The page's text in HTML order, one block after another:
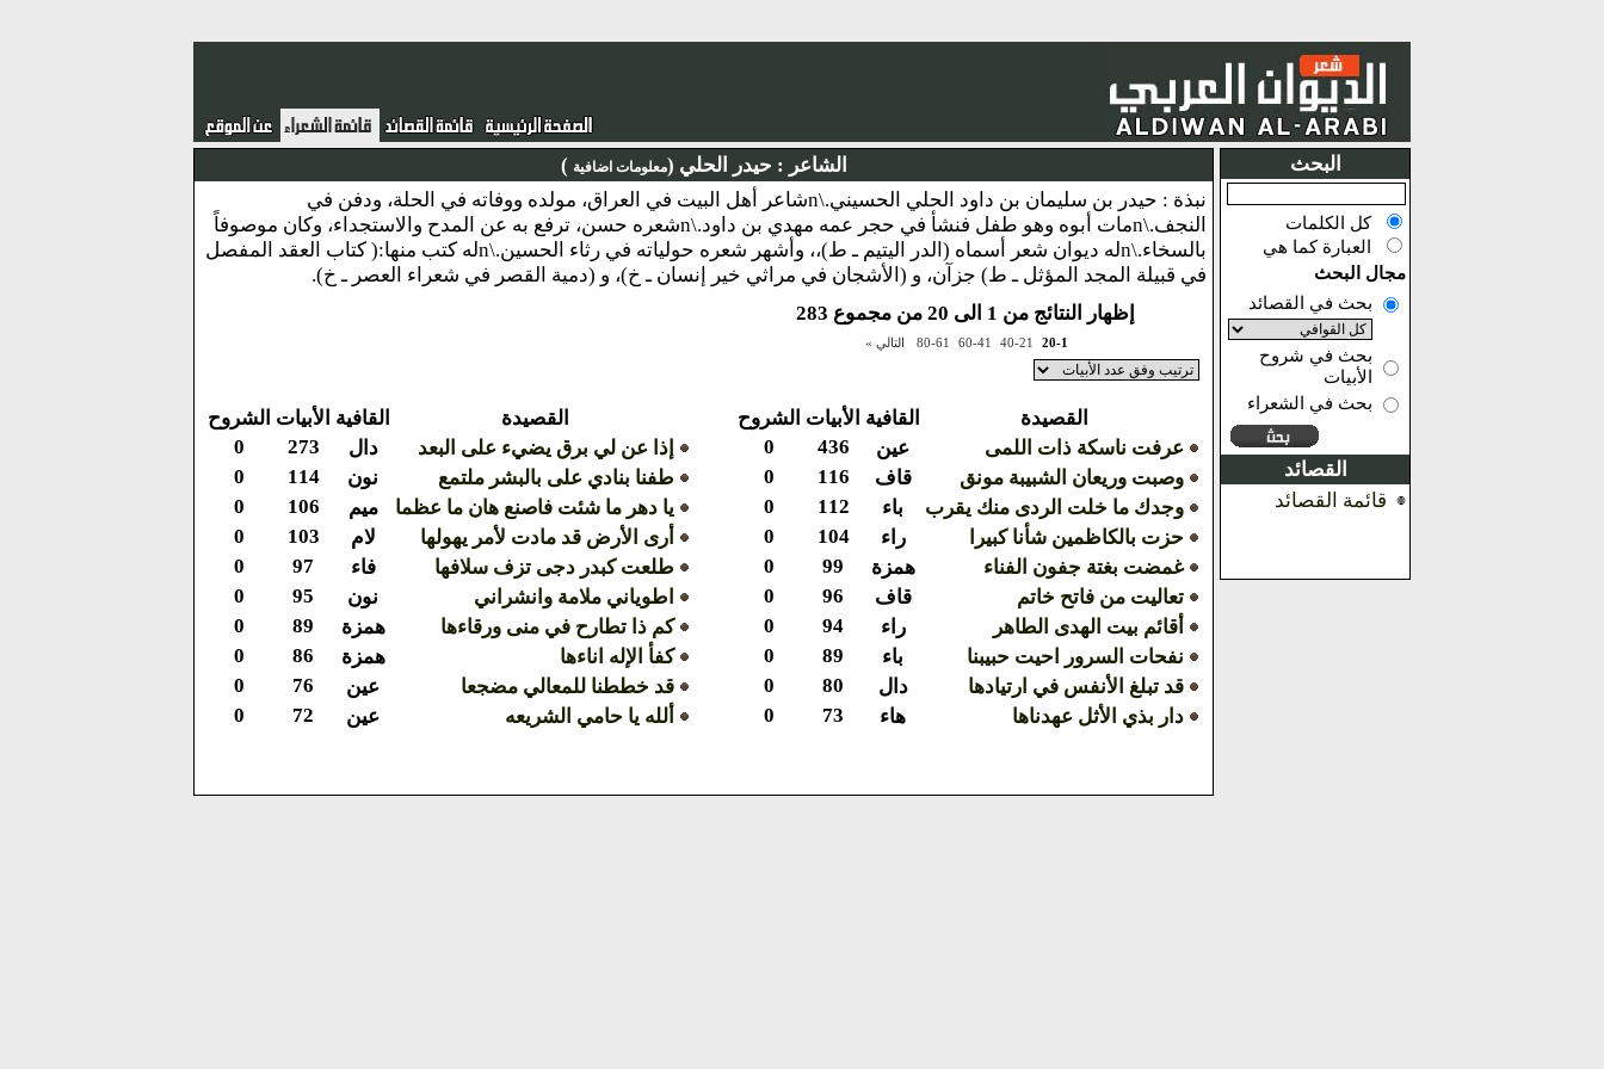
البحث
كل الكلمات
العبارة كما هي
مجال البحث
بحث في القصائد
بحث في شروح
الأبيات
بحث في الشعراء
القصائد
قائمة القصائد
الشاعر : حيدر الحلي (معلومات اضافية )
نبذة : حيدر بن سليمان بن داود الحلي الحسيني.\nشاعر أهل البيت في العراق، مولده ووفاته في الحلة، ودفن في
النجف.\nمات أبوه وهو طفل فنشأ في حجر عمه مهدي بن داود.\nشعره حسن، ترفع به عن المدح والاستجداء، وكان موصوفاً
بالسخاء.\nله ديوان شعر أسماه (الدر اليتيم ـ ط)،، وأشهر شعره حولياته في رثاء الحسين.\nله كتب منها:( كتاب العقد المفصل
في قبيلة المجد المؤثل ـ ط) جزآن، و (الأشجان في مراثي خير إنسان ـ خ)، و (دمية القصر في شعراء العصر ـ خ).
إظهار النتائج من 1 الى 20 من مجموع 283
20-1
40-21
60-41
80-61 التالي »
القصيدة القافية الأبيات الشروح القصيدة القافية الأبيات الشروح
عرفت ناسكة ذات اللمى
عين 436
0 إذا عن لي برق يضيء على البعد دال 273
0
وصبت وريعان الشبيبة مونق
قاف 116
0 طفنا بنادي على بالبشر ملتمع نون 114
0
وجدك ما خلت الردى منك يقرب
باء 112
0 يا دهر ما شئت فاصنع هان ما عظما ميم 106
0
حزت بالكاظمين شأنا كبيرا
راء 104
0 أرى الأرض قد مادت لأمر يهولها لام 103
0
غمضت بغتة جفون الفناء
همزة 99
0 طلعت كبدر دجى تزف سلافها فاء 97
0
تعاليت من فاتح خاتم
قاف 96
0 اطوياني ملامة وانشراني نون 95
0
أقائم بيت الهدى الطاهر
راء 94
0 كم ذا تطارح في منى ورقاءها همزة 89
0
نفحات السرور احيت حبيبنا
باء 89
0 كفأ الإله اناءها همزة 86
0
قد تبلغ الأنفس في ارتيادها
دال 80
0 قد خططنا للمعالي مضجعا عين 76
0
دار بذي الأثل عهدناها
هاء 73
0 ألله يا حامي الشريعه عين 72
0